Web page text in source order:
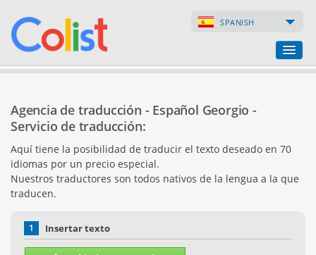
SPANISH
Índice de empresas
Páginas web
Tiendas en internet
Agencia de traducción - Español Georgio -
Servicio de traducción:
Aquí tiene la posibilidad de traducir el texto deseado en 70
idiomas por un precio especial.
Nuestros traductores son todos nativos de la lengua a la que
traducen.
1 Insertar texto